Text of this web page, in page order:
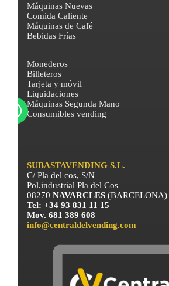
Máquinas Nuevas
Comida Caliente
Máquinas de Café
Bebidas Frías
Monederos
Billeteros
Tarjeta y móvil
Liquidaciones
Máquinas Segunda Mano
Consumibles vending
SUBASTAVENDING S.L.
C/ Pla del cos, S/N
Pol.industrial Pla del Cos
08270NAVARCLES(BARCELONA)
Tel: +34 93 831 11 15
Mov. 681 389 608
info@centraldelvending.com